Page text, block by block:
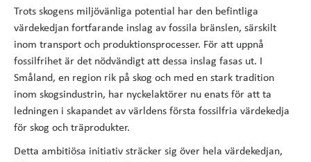
Trots skogens miljövänliga potential har den befintliga
värdekedjan fortfarande inslag av fossila bränslen, särskilt
inom transport och produktionsprocesser. För att uppnå
fossilfrihet är det nödvändigt att dessa inslag fasas ut. I
Småland, en region rik på skog och med en stark tradition
inom skogsindustrin, har nyckelaktörer nu enats för att ta
ledningen i skapandet av världens första fossilfria värdekedja
för skog och träprodukter.
Detta ambitiösa initiativ sträcker sig över hela värdekedjan,